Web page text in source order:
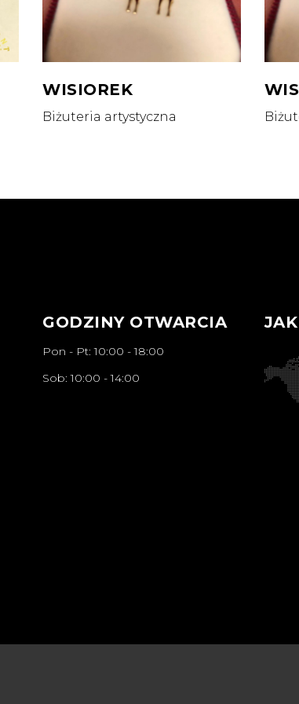
WISIOREK
Biżuteria artystyczna
GODZINY OTWARCIA
Pon - Pt: 10:00 - 18:00
Sob: 10:00 - 14:00